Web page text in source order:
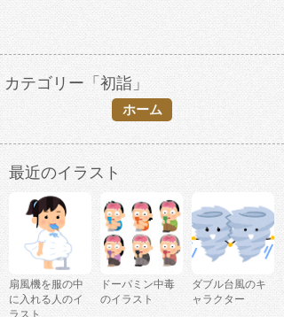
カテゴリー「初詣」
ホーム
最近のイラスト
扇風機を服の中
に入れる人のイ
ドーパミン中毒
のイラスト
ダブル台風のキ
ャラクター